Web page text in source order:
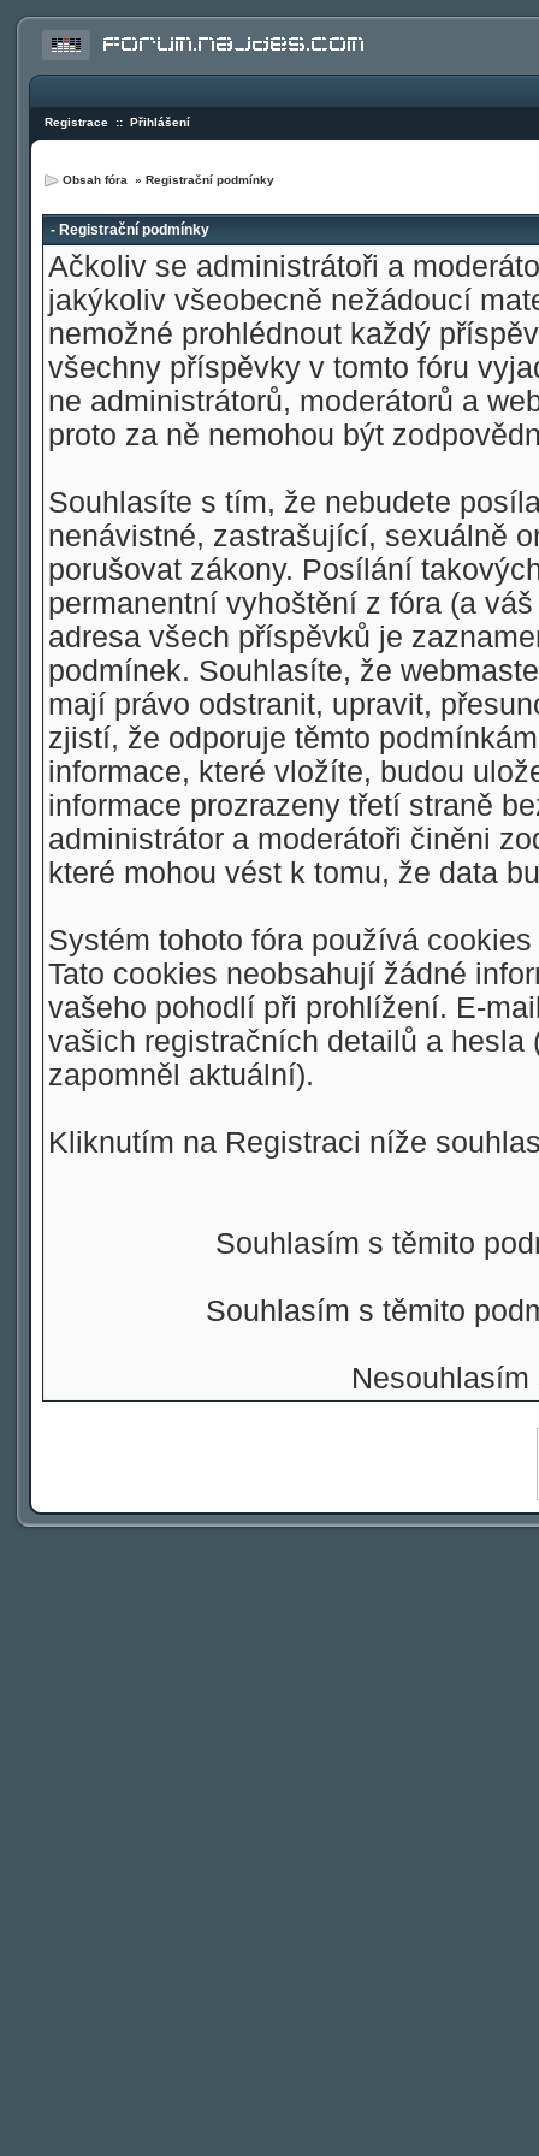
Registrace :: Přihlášení
Obsah fóra » Registrační podmínky
- Registrační podmínky
Ačkoliv se administrátoři a
jakýkoliv všeobecně nežádoucí
nemožné prohlédnout každý
všechny příspěvky v tomto fóru
ne administrátorů, moderátorů a
proto za ně nemohou být
Souhlasíte s tím, že nebudete
nenávistné, zastrašující, sexuálně
porušovat zákony. Posílání
permanentní vyhoštění z fóra (a
adresa všech příspěvků je
podmínek. Souhlasíte, že
mají právo odstranit, upravit,
zjistí, že odporuje těmto
informace, které vložíte, budou
informace prozrazeny třetí straně
administrátor a moderátoři činěni
které mohou vést k tomu, že data
Systém tohoto fóra používá
Tato cookies neobsahují žádné
vašeho pohodlí při prohlížení. E-
vašich registračních detailů a
zapomněl aktuální).
Kliknutím na Registraci níže
Souhlasím s těmito
Souhlasím s těmito